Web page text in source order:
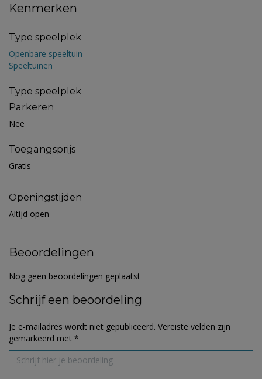
Kenmerken
Type speelplek
Openbare speeltuin
Speeltuinen
Type speelplek
Parkeren
Nee
Toegangsprijs
Gratis
Openingstijden
Altijd open
Beoordelingen
Nog geen beoordelingen geplaatst
Schrijf een beoordeling
Je e-mailadres wordt niet gepubliceerd. Vereiste velden zijn
gemarkeerd met *